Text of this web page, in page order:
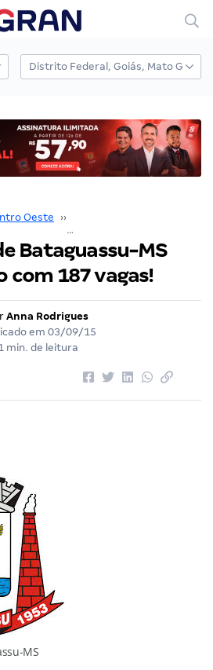
Oeste ››
Bataguassu-MS
com 187 vagas!
Anna Rodrigues
em 03/09/15
min. de leitura
MS